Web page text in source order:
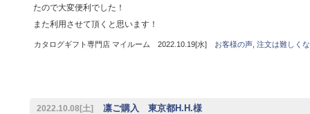
たので大変便利でした！
また利用させて頂くと思います！
カタログギフト専門店 マイルーム 2022.10.19[水] お客様の声, 注文は難しく
2022.10.08[土] 凛ご購入 東京都H.H.様